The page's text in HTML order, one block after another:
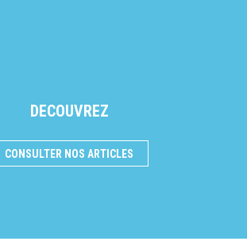
DECOUVREZ
CONSULTER NOS ARTICLES